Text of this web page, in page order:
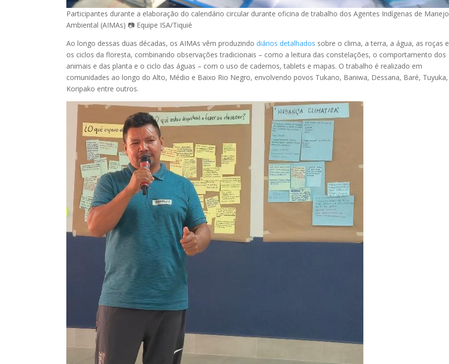
Participantes durante a elaboração do calendário circular durante oficina de trabalho dos Agentes Indígenas de Manejo
Ambiental (AIMAs) 📷 Equipe ISA/Tiquié
Ao longo dessas duas décadas, os AIMAs vêm produzindodiários detalhados sobre o clima, a terra, a água, as roças e
os ciclos da floresta, combinando observações tradicionais – como a leitura das constelações, o comportamento dos
animais e das planta e o ciclo das águas – com o uso de cadernos, tablets e mapas. O trabalho é realizado em
comunidades ao longo do Alto, Médio e Baixo Rio Negro, envolvendo povos Tukano, Baniwa, Dessana, Baré, Tuyuka,
Koripako entre outros.